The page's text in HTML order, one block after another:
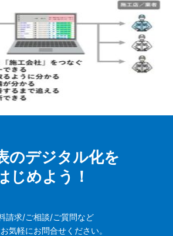
のデジタル化を
じめよう！
請求/ご相談/ご質問など
気軽にお問合せください。